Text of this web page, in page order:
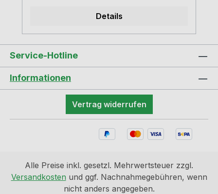
Details
Service-Hotline
Informationen
Vertrag widerrufen
Alle Preise inkl. gesetzl. Mehrwertsteuer zzgl.
Versandkosten und ggf. Nachnahmegebühren, wenn
nicht anders angegeben.